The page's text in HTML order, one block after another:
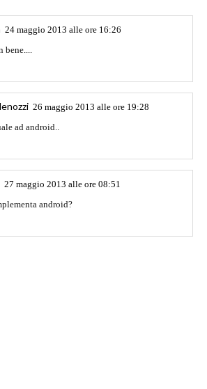
24 maggio 2013 alle ore 16:26
bene....
26 maggio 2013 alle ore 19:28
ad android..
27 maggio 2013 alle ore 08:51
android?